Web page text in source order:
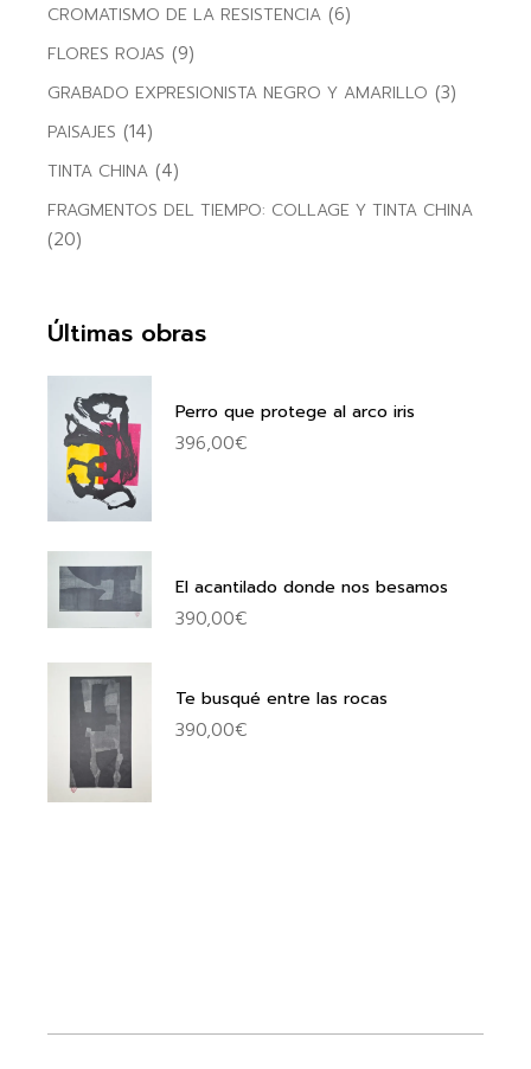
CROMATISMO DE LA RESISTENCIA (6)
FLORES ROJAS (9)
GRABADO EXPRESIONISTA NEGRO Y AMARILLO (3)
PAISAJES (14)
TINTA CHINA (4)
FRAGMENTOS DEL TIEMPO: COLLAGE Y TINTA CHINA
(20)
Últimas obras
Perro que protege al arco iris
396,00€
El acantilado donde nos besamos
390,00€
Te busqué entre las rocas
390,00€